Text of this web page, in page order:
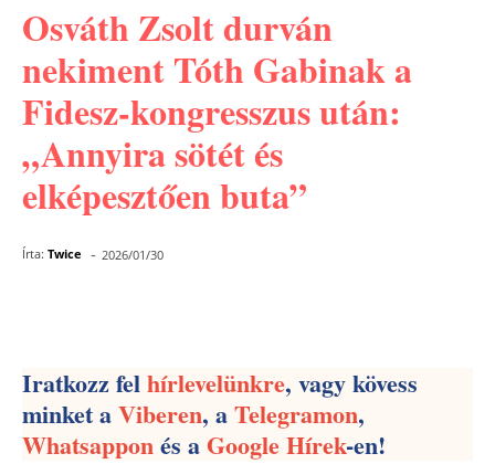
Osváth Zsolt durván
nekiment Tóth Gabinak a
Fidesz-kongresszus után:
„Annyira sötét és
elképesztően buta”
Írta: Twice - 2026/01/30
Iratkozz felhírlevelünkre, vagy kövess
minket aViberen, aTelegramon,
Whatsapponés aGoogle Hírek-en!